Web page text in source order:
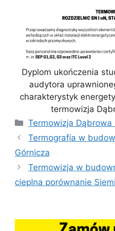
Dyplom ukończenia
audytora
charakterystyk
termowizja
Kategorie
Termowizja Dąbrowa
Termografia w
Górnicza
Termowizja w
cieplna porównanie